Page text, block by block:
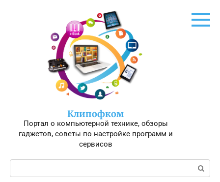
Клипофком
Портал о компьютерной технике, обзоры
гаджетов, советы по настройке программ и
сервисов
Поиск: